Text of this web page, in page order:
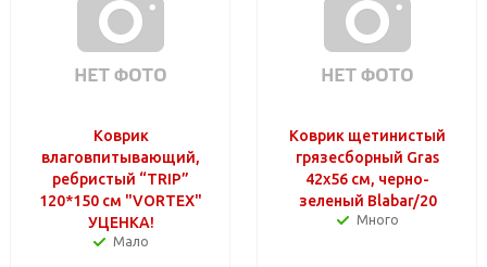
Коврик
влаговпитывающий,
ребристый “TRIP”
120*150 см "VORTEX"
УЦЕНКА!
Мало
Коврик щетинистый
грязесборный Gras
42х56 см, черно-
зеленый Blabar/20
Много